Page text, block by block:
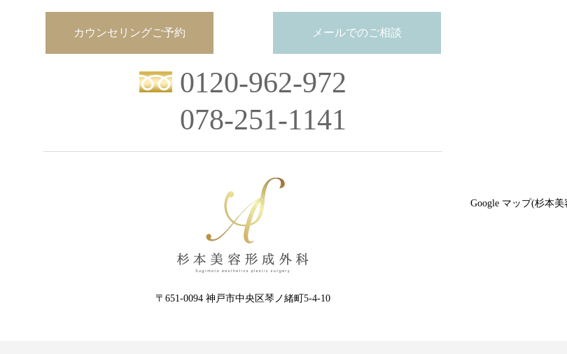
カウンセリングご予約 メールでのご相談
0120-962-972
078-251-1141
〒651-0094 神戸市中央区琴ノ緒町5-4-10
Google マップ(杉本